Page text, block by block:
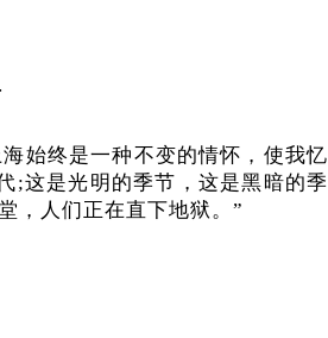
始终是一种不变的情怀，使我忆
;这是光明的季节，这是黑暗的季
，人们正在直下地狱。”